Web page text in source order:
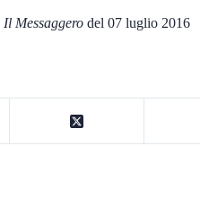
Il Messaggero del 07 luglio 2016